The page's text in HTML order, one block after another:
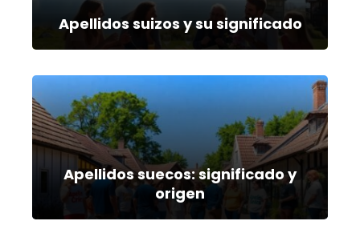
Apellidos suizos y su significado
Apellidos suecos: significado y
origen